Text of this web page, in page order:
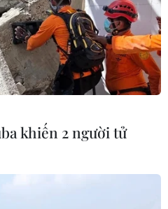
vụ đấu súng với người
trong một chiến dịch quân
cho hay đã có 6 người
khiến 2 người tử